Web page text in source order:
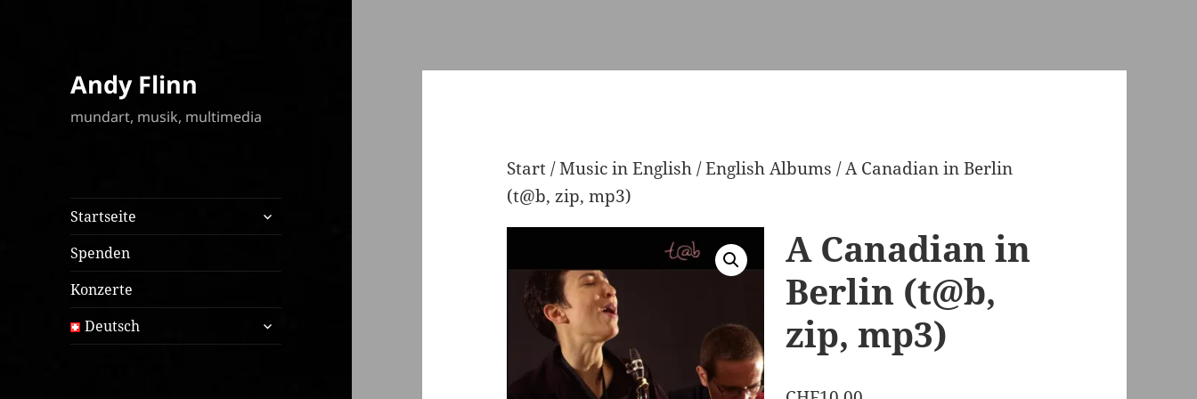
Andy Flinn
mundart, musik, multimedia
Startseite
expand
child
Spenden
Konzerte
Deutsch
expand
child
Start/Music in English/English Albums / A Canadian in Berlin
(t@b, zip, mp3)
A Canadian in
Berlin (t@b,
zip, mp3)